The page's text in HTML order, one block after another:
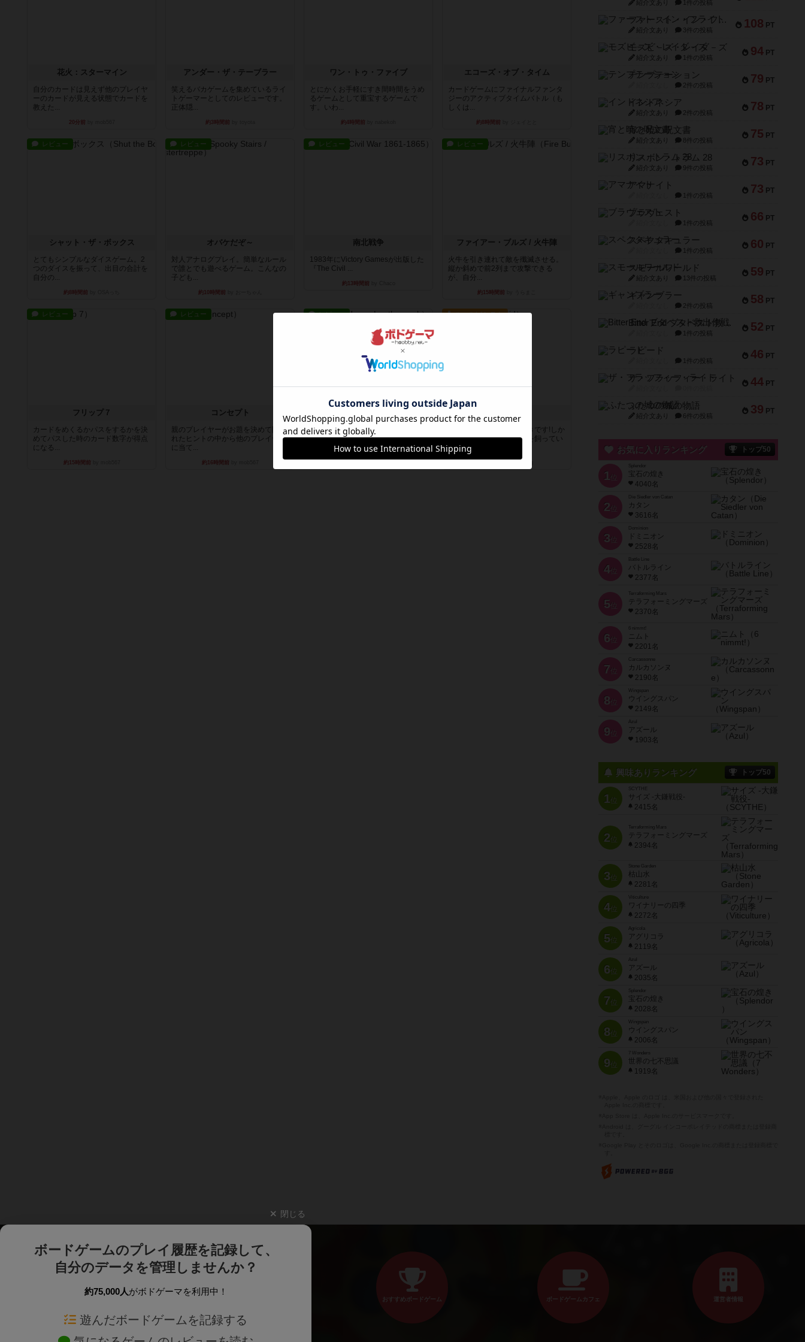
花火：スターマイン
自分のカードは見えず他のプレイヤ
ーのカードが見える状態でカードを
教えた...
20分前
アンダー・ザ・テーブラー
笑えるバカゲームを集めているライ
トゲーマーとしてのレビューです。
正体隠...
約3時間前
ワン・トゥ・ファイブ
とにかくお手軽にすき間時間をうめ
るゲームとして重宝するゲームで
す。いわ...
約4時間前
エコーズ・オブ・タイム
カードゲームにファイナルファンタ
ジーのアクティブタイムバトル（も
しくは...
約8時間前
レビュー
シャット・ザ・ボックス
とてもシンプルなダイスゲーム。2
つのダイスを振って、出目の合計を
自分の...
約8時間前
レビュー
オバケだぞ～
対人アナログプレイ。簡単なルール
で誰とでも遊べるゲーム。こんなの
子ども...
約10時間前
レビュー
南北戦争
1983年にVictory Gamesが出版した
『The Civil ...
約13時間前
レビュー
ファイアー・ブルズ / 火牛陣
火牛を引き連れて敵を殲滅させる。
縦か斜めで前2列まで攻撃できる
が、自分...
約15時間前
レビュー
フリップ７
カードをめくるかパスをするかを決
めてパスした時のカード数字が得点
になる...
約15時間前
レビュー
コンセプト
親のプレイヤーがお題を決めて限ら
れたヒントの中から他のプレイヤー
に当て...
約16時間前
レビュー
1988年にVictory Gamesが出版した
『Leathernec...
約16時間前by Chaco
ルール/インスト
おばあちゃんは猫が大好きです!しか
し、あまりにも多くの猫を飼ってい
るた...
紹介文あり 1件の投稿
108 PT
ファースト・イン・フライト
紹介文あり 3件の投稿
94 PT
モズビ－ズ・レイダ－ズ
紹介文あり 1件の投稿
79 PT
テンプテーション
2件の投稿
78 PT
インドネシア
紹介文あり 2件の投稿
75 PT
宵と暁の呪文書
紹介文あり 8件の投稿
73 PT
リスボン・トラム 28
紹介文あり 9件の投稿
73 PT
アマナイト
1件の投稿
66 PT
ブラヴェスト
1件の投稿
60 PT
スペクタキュラー
1件の投稿
59 PT
スモールワールド
紹介文あり 13件の投稿
58 PT
ギャンブラー
2件の投稿
52 PT
Bitter End ブタペスト救出作戦
1件の投稿
46 PT
ラピード
1件の投稿
44 PT
ザ・フラッフィー・ライト
39 PT
ふたつの城の物語
紹介文あり 6件の投稿
お気に入りランキング トップ50
1 位
宝石の煌き
4040名
2 位
Die Siedler von Catan
カタン
3616名
3 位
ドミニオン
2528名
4位
Battle Line
バトルライン
2377名
5 位
Terraforming Mars
テラフォーミングマーズ
2370名
6 位
ニムト
2201名
7 位
Carcassonne
カルカソンヌ
2190名
8 位
Wingspan
ウイングスパン
2149名
9 位
Azul
アズール
1903名
興味ありランキング トップ50
1位
SCYTHE
サイズ -大鎌戦役-
2415名
2位
Terraforming Mars
テラフォーミングマーズ
2394名
3位
Stone Garden
枯山水
2281名
4位
Viticulture
ワイナリーの四季
2272名
5位
Agricola
アグリコラ
2119名
6位
Azul
アズール
2035名
7位
宝石の煌き
2028名
8位
Wingspan
ウイングスパン
2006名
9位
7 Wonders
世界の七不思議
1919名
閉じる
ボードゲームのプレイ履歴を記録して、
自分のデータを管理しませんか？
約75,000人がボドゲーマを利用中！
遊んだボードゲームを記録する
おすすめボードゲーム ボードゲームカフェ 運営者情報